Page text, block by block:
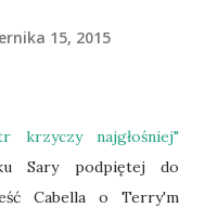
15, 2015
krzyczy najgłośniej"
Sary podpiętej do
Cabella o Terry'm